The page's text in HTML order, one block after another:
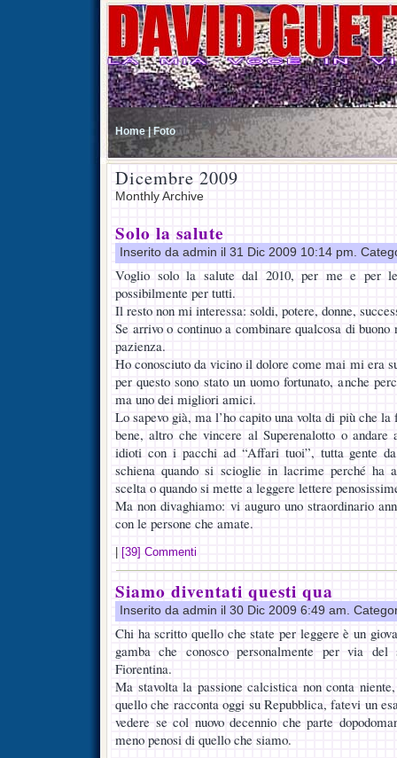
Home | Foto
Dicembre 2009
Monthly Archive
Solo la salute
Inserito da admin il 31 Dic 2009 10:14 pm.
Voglio solo la salute dal 2010, per me e per
possibilmente per tutti.
Il resto non mi interessa: soldi, potere, donne,
Se arrivo o continuo a combinare qualcosa di
pazienza.
Ho conosciuto da vicino il dolore come mai mi era
per questo sono stato un uomo fortunato, anche
ma uno dei migliori amici.
Lo sapevo già, ma l’ho capito una volta di più che la
bene, altro che vincere al Superenalotto o andare
idioti con i pacchi ad “Affari tuoi”, tutta gente
schiena quando si scioglie in lacrime perché ha
scelta o quando si mette a leggere lettere
Ma non divaghiamo: vi auguro uno straordinario
con le persone che amate.
[39] Commenti
Siamo diventati questi qua
Inserito da admin il 30 Dic 2009 6:49 am.
Chi ha scritto quello che state per leggere è un
gamba che conosco personalmente per via
Fiorentina.
Ma stavolta la passione calcistica non conta
quello che racconta oggi su Repubblica, fatevi un
vedere se col nuovo decennio che parte
meno penosi di quello che siamo.